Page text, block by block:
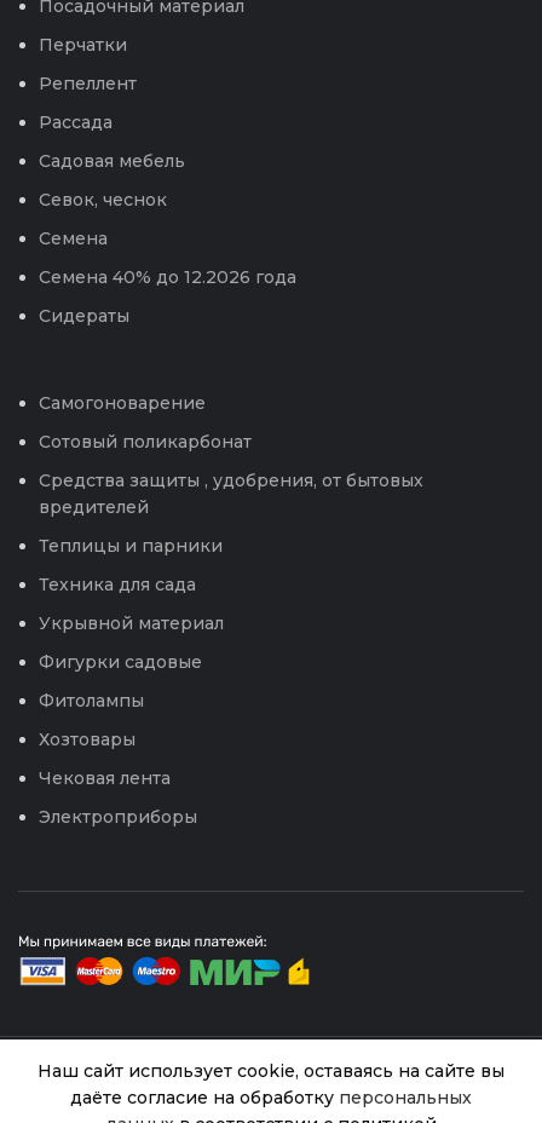
Посадочный материал
Перчатки
Репеллент
Рассада
Садовая мебель
Севок, чеснок
Семена
Семена 40% до 12.2026 года
Сидераты
Самогоноварение
Сотовый поликарбонат
Средства защиты , удобрения, от бытовых
вредителей
Теплицы и парники
Техника для сада
Укрывной материал
Фигурки садовые
Фитолампы
Хозтовары
Чековая лента
Электроприборы
© 2026Интернет магазин Успех. ИП Хрипунов Сергей
Александрович
ИНН 420800180243 / ОГРНИП 304420530300327
Наш сайт использует cookie, оставаясь на сайте вы
даёте согласие на обработку персональных